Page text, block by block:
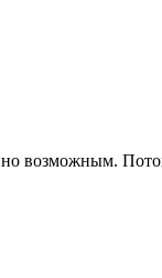
возможным.